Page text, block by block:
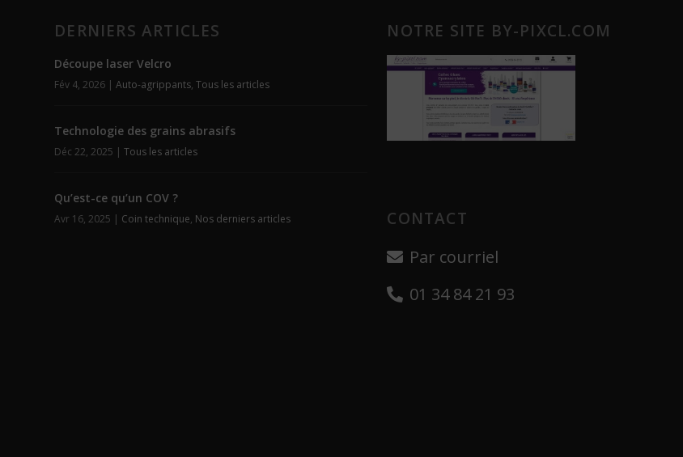
DERNIERS ARTICLES
Découpe laser Velcro
Fév 4, 2026 |Auto-agrippants,Tous les articles
Technologie des grains abrasifs
Déc 22, 2025 |Tous les articles
Qu’est-ce qu’un COV ?
Avr 16, 2025 | Coin technique, Nos derniers articles
NOTRE SITE BY-PIXCL.COM
CONTACT
Par courriel
01 34 84 21 93